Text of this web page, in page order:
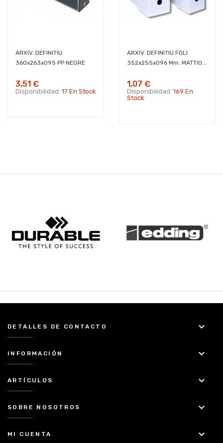
ARXIV. DEFINITIU
360x263x095 PP NEGRE
3,51 €
Disponibilidad: 17 En Stock
ARXIV. DEFINITIU FOLI
352x255x096 Mm. MATTIO...
1,07 €
Disponibilidad: 169 En
Stock
DETALLES DE CONTACTO keyboard_arrow_down
INFORMACIÓN keyboard_arrow_down
ARTÍCULOS keyboard_arrow_down
SOBRE NOSOTROS keyboard_arrow_down
MI CUENTA keyboard_arrow_down